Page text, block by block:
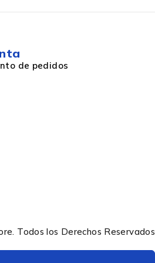
de pedidos
Todos los Derechos Reservados